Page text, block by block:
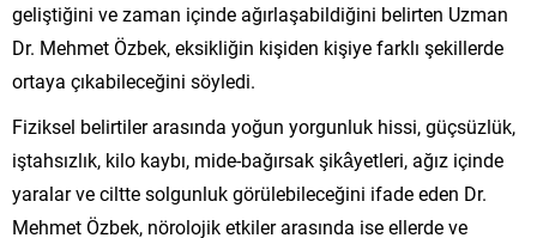
geliştiğini ve zaman içinde ağırlaşabildiğini belirten Uzman
Dr. Mehmet Özbek, eksikliğin kişiden kişiye farklı şekillerde
ortaya çıkabileceğini söyledi.
Fiziksel belirtiler arasında yoğun yorgunluk hissi, güçsüzlük,
iştahsızlık, kilo kaybı, mide-bağırsak şikâyetleri, ağız içinde
yaralar ve ciltte solgunluk görülebileceğini ifade eden Dr.
Mehmet Özbek, nörolojik etkiler arasında ise ellerde ve